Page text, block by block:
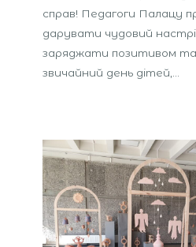
справ! Педагоги Палацу
дарувати чудовий
заряджати позитивом
звичайний день дітей,…